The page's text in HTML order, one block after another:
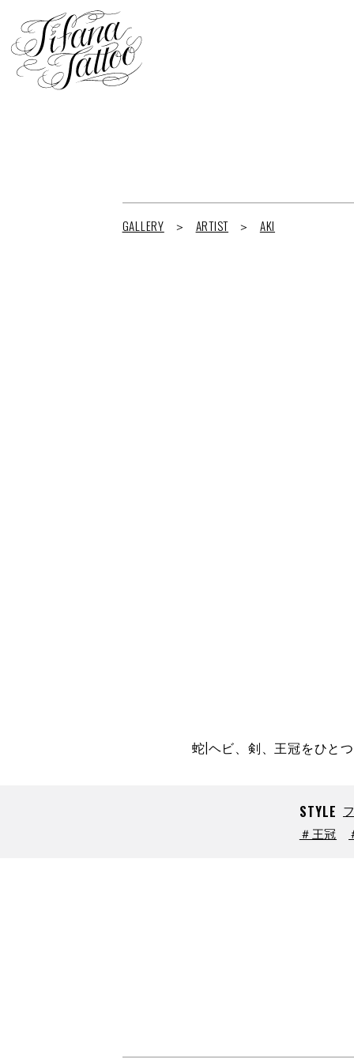
GALLERY ARTIST AKI
蛇|ヘビ、剣、王冠をひと
STYLE
＃王冠